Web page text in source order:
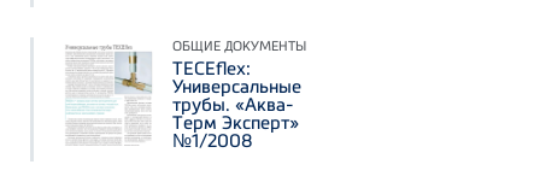
ОБЩИЕ ДОКУМЕНТЫ
TECEflex:
Универсальные
трубы. «Аква-
Терм Эксперт»
№1/2008